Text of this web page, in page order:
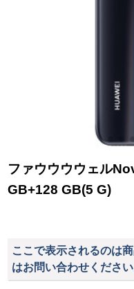
ファウウウウェル
GB+128 GB(5 G)
ここで表示されるのは
はお問い合わせください